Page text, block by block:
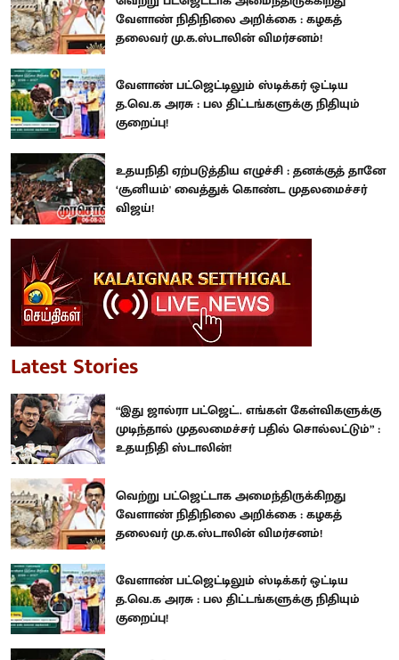
வேளாண் நிதிநிலை அறிக்கை : கழகத்
தலைவர் மு.க.ஸ்டாலின் விமர்சனம்!
வேளாண் பட்ஜெட்டிலும் ஸ்டிக்கர் ஒட்டிய
த.வெ.க அரசு : பல திட்டங்களுக்கு நிதியும்
குறைப்பு!
உதயநிதி ஏற்படுத்திய எழுச்சி : தனக்குத் தானே
‘சூனியம்' வைத்துக் கொண்ட முதலமைச்சர்
விஜய்!
Latest Stories
“இது ஜால்ரா பட்ஜெட்.. எங்கள் கேள்விகளுக்கு
முடிந்தால் முதலமைச்சர் பதில் சொல்லட்டும்” :
உதயநிதி ஸ்டாலின்!
வெற்று பட்ஜெட்டாக அமைந்திருக்கிறது
வேளாண் நிதிநிலை அறிக்கை : கழகத்
தலைவர் மு.க.ஸ்டாலின் விமர்சனம்!
வேளாண் பட்ஜெட்டிலும் ஸ்டிக்கர் ஒட்டிய
த.வெ.க அரசு : பல திட்டங்களுக்கு நிதியும்
குறைப்பு!